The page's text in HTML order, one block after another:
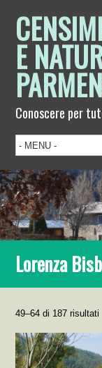
E
Conoscere per
Lorenza
49–64 di 187 risultati